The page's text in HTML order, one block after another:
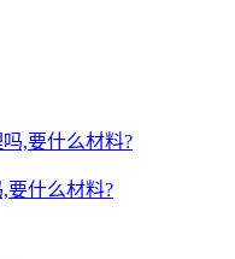
要什么材料?